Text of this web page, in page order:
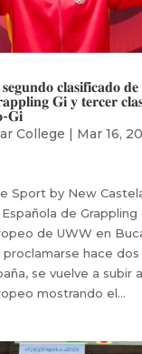
𝐜𝐥𝐚𝐬𝐢𝐟𝐢𝐜𝐚𝐝𝐨
𝐆𝐢 𝐲 𝐭𝐞𝐫𝐜𝐞𝐫
𝐆𝐢
College | Mar 16,
Sport by New
de Grappling
de UWW en
hace dos
se vuelve a subir
mostrando el...